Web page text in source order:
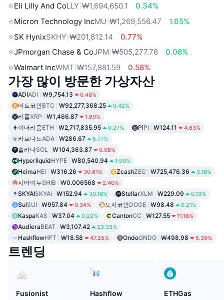
Eli Lilly And CoLLY ₩1,694,650.1
0.34%
Micron Technology IncMU ₩1,269,556.47
1.65%
SK HynixSKHY ₩201,812.14
0.77%
JPmorgan Chase & CoJPM ₩505,277.78
0.08%
Walmart IncWMT ₩157,881.59 0.58%
가장 많이 방문한 가상자산
ADIADI ₩9,754.13 0.48%
비트코인BTC ₩92,277,368.25 0.42%
리플XRP ₩1,466.87 1.69%
이더리움ETH ₩2,717,835.95 0.27% PiPI ₩124.11 4.63%
카르다노ADA ₩286.67 5.77%
솔라나SOL ₩104,363.87 0.08%
HyperliquidHYPE ₩80,540.94 1.99%
HeimaHEI ₩316.26 30.61% ZcashZEC ₩725,476.36 3.16%
시바이누SHIB ₩0.006568 2.40%
SKYAISKYAI ₩152.94 30.16% StellarXLM ₩229.09 0.13%
SuiSUI ₩957.84 0.34% 도지코인DOGE ₩98.48 0.21%
KaspaKAS ₩37.04 0.22% CantonCC ₩127.55 11.18%
AudieraBEAT ₩3,107.42 23.33%
HashflowHFT ₩18.58 47.25% OndoONDO ₩498.98 5.39%
트렌딩
Fusionist
Hashflow
ETHGas